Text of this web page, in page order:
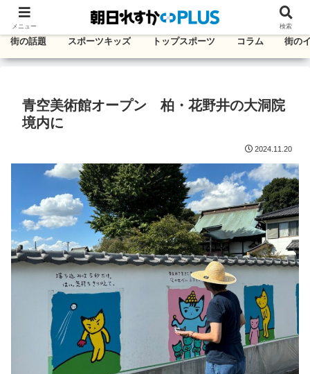
千葉・東葛エリアのタウン情報紙
街の話題 スポーツキッズ トップスポーツ コラム 街の
青空美術館オープン 柏・花野井の大洞院
境内に
2024.11.20
メニュー 検索